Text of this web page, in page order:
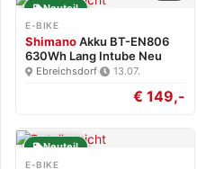
Neuteil
E-BIKE
ShimanoAkku BT-EN806
630Wh Lang Intube Neu
Ebreichsdorf· 13.07.
€ 149,-
Neuteil
E-BIKE